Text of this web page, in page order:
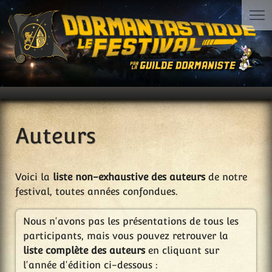
Auteurs
Voici la liste non-exhaustive des auteursde notre
festival, toutes années confondues.
Nous n'avons pas les présentations de tous les
participants, mais vous pouvez retrouver la
liste complète des auteursen cliquant sur
l'année d'édition ci-dessous :